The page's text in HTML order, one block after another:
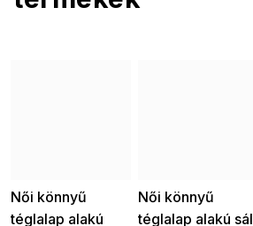
Női könnyű
téglalap alakú
Női könnyű
téglalap alakú sál